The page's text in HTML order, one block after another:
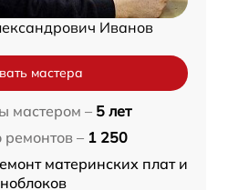
Иванов
мастера
мастером – 5 лет
– 1 250
материнских плат и